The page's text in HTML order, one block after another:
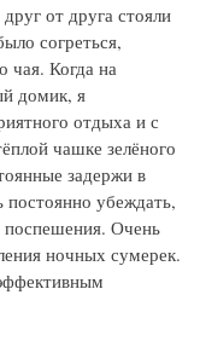
от друга стояли
согреться,
чая. Когда на
домик, я
отдыха и с
чашке зелёного
задержи в
постоянно убеждать,
поспешения. Очень
ночных сумерек.